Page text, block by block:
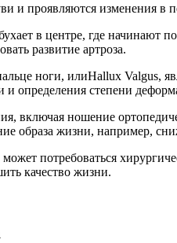
и проявляются изменения в
в центре, где
развитие артроза.
ноги, илиHallux Valgus,
и определения степени
включая ношение
образа жизни, например,
потребоваться
качество жизни.